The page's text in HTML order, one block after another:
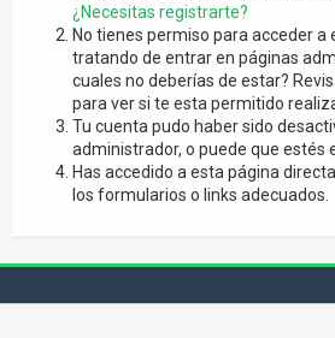
¿Necesitas registrarte?
No tienes permiso para acceder a
tratando de entrar en páginas
cuales no deberías de estar?
para ver si te esta permitido
Tu cuenta pudo haber sido
administrador, o puede que estés
Has accedido a esta página
los formularios o links adecuados.